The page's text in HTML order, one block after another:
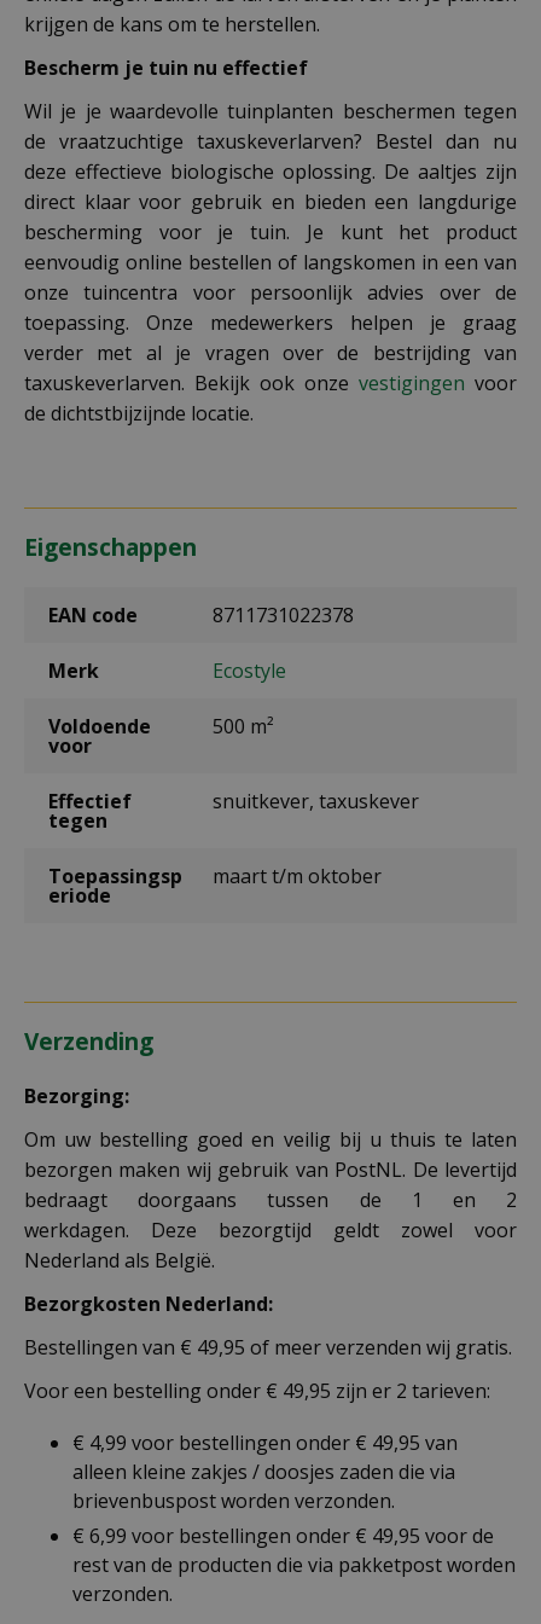
krijgen de kans om te herstellen.
Bescherm je tuin nu effectief
Wil je je waardevolle tuinplanten beschermen tegen
de vraatzuchtige taxuskeverlarven? Bestel dan nu
deze effectieve biologische oplossing. De aaltjes zijn
direct klaar voor gebruik en bieden een langdurige
bescherming voor je tuin. Je kunt het product
eenvoudig online bestellen of langskomen in een van
onze tuincentra voor persoonlijk advies over de
toepassing. Onze medewerkers helpen je graag
verder met al je vragen over de bestrijding van
taxuskeverlarven. Bekijk ook onze vestigingen voor
de dichtstbijzijnde locatie.
Eigenschappen
EAN code 8711731022378
Merk Ecostyle
Voldoende
voor
500 m²
Effectief
tegen
snuitkever, taxuskever
Toepassingsp
eriode
maart t/m oktober
Verzending
Bezorging:
Om uw bestelling goed en veilig bij u thuis te laten
bezorgen maken wij gebruik van PostNL. De levertijd
bedraagt doorgaans tussen de 1 en 2
werkdagen. Deze bezorgtijd geldt zowel voor
Nederland als België.
Bezorgkosten Nederland:
Bestellingen van € 49,95 of meer verzenden wij gratis.
Voor een bestelling onder € 49,95 zijn er 2 tarieven:
€ 4,99 voor bestellingen onder € 49,95 van
alleen kleine zakjes / doosjes zaden die via
brievenbuspost worden verzonden.
€ 6,99 voor bestellingen onder € 49,95 voor de
rest van de producten die via pakketpost worden
verzonden.